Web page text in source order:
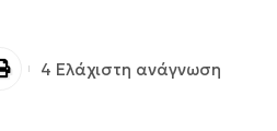
4 Ελάχιστη ανάγνωση